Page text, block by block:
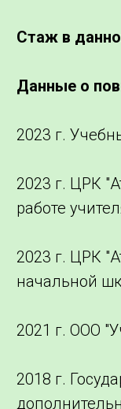
Стаж в
Данные о
2023 г.
2023 г. ЦРК
работе
2023 г. ЦРК
начальной
2021 г. ООО
2018 г.